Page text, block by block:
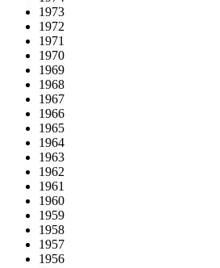
1973
1972
1971
1970
1969
1968
1967
1966
1965
1964
1963
1962
1961
1960
1959
1958
1957
1956